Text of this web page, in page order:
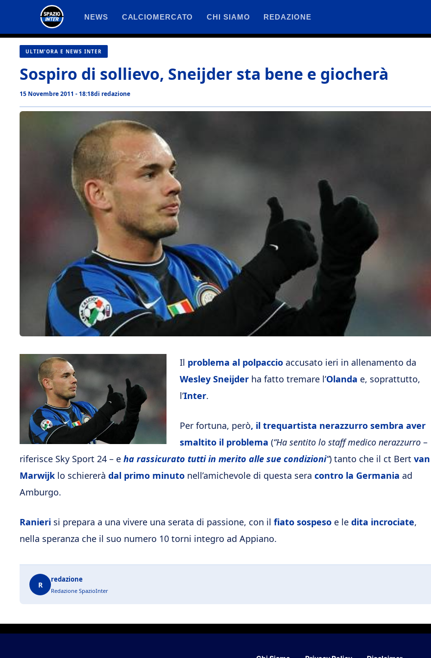
contenuto
NEWS CALCIOMERCATO CHI SIAMO REDAZIONE
ULTIM'ORA E NEWS INTER
Sospiro di sollievo, Sneijder sta bene e giocherà
15 Novembre 2011 - 18:18di redazione
Il problema al polpaccio accusato ieri in allenamento da
Wesley Sneijder ha fatto tremare l’Olanda e, soprattutto,
l’Inter.
Per fortuna, però, il trequartista nerazzurro sembra aver
smaltito il problema (“Ha sentito lo staff medico nerazzurro –
riferisce Sky Sport 24 – e ha rassicurato tutti in merito alle sue condizioni“) tanto che il ct Bert van
Marwijk lo schiererà dal primo minuto nell’amichevole di questa sera contro la Germania ad
Amburgo.
Ranieri si prepara a una vivere una serata di passione, con il fiato sospeso e le dita incrociate,
nella speranza che il suo numero 10 torni integro ad Appiano.
R
redazione
Redazione SpazioInter